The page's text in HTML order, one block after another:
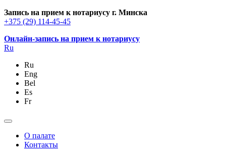
Запись на прием к нотариусу г. Минска
+375 (29) 114-45-45
Онлайн-запись на прием к нотариусу
Ru
Ru
Eng
Bel
Es
Fr
О палате
Контакты